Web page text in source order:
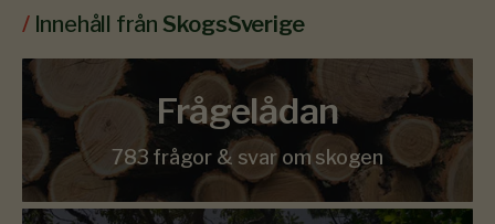
/ Innehåll från SkogsSverige
Frågelådan
783 frågor & svar om skogen